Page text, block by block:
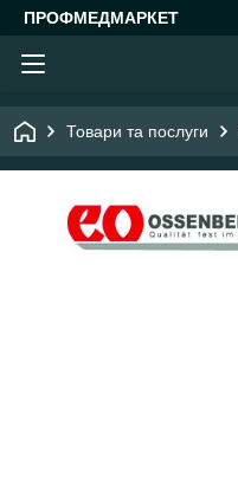
ПРОФМЕДМАРКЕТ
Товари та послуги